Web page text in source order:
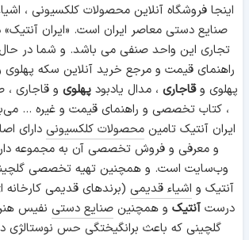
اینجا فروشگاه آنلاین محصولات کلکسیونی ،
صنایع دستی معاصر ایران است. «ایران
تجاری این واحد صنفی می باشد. و شما در
راهنمای قیمت و مرجع خرید آنلاین سکه پهلوی
پهلوی وقاجاری ، مدال یادبودپهلوی و قاجاری
، کتاب تخصصی و راهنمای قیمت و غیره ...
ایران آنتیک تامین محصولات کلکسیونی دارای
و معرفی و فروش تخصصی آن به مجموعه
وب‌سایت است. و همچنین تهیه تخصصی گلچینی
آنتیک و اشیاء قدیمی (برندهای قدیمی کارخانه
درستآنتیک و همچنینصنایع دستی نفیس
گلچینی که باعث برانگیختگی حس نوستالژی